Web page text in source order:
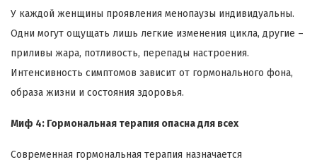
У каждой женщины проявления менопаузы индивидуальны.
Одни могут ощущать лишь легкие изменения цикла, другие –
приливы жара, потливость, перепады настроения.
Интенсивность симптомов зависит от гормонального фона,
образа жизни и состояния здоровья.
Миф 4: Гормональная терапия опасна для всех
Современная гормональная терапия назначается